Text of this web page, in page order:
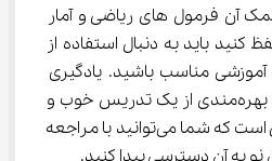
آن فرمول های ریاضی و آمار
کنید باید به دنبال استفاده از
آموزشی مناسب باشید. یادگیری
درس ریاضی و آمار نیاز به بهره‌مندی از یک تدریس خوب و
اصولی دارد و این موضوعی است که شما می‌توانید با مراجعه